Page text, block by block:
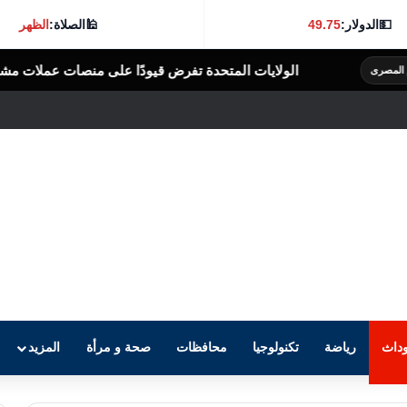
💵الدولار:49.75
🕌الصلاة:الظهر
المتحدة تفرض قيودًا على منصات عملات مشفرة بدعوى دعم جهات
رياضة تكنولوجيا محافظات صحة و مرأة المزيد